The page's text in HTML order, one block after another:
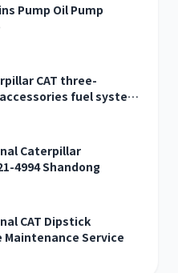
Pump Oil Pump
CAT three-
fuel system
Caterpillar
4994 Shandong
CAT Dipstick
Maintenance Service